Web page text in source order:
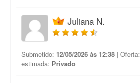
Juliana N.
Submetido: 12/05/2026 às 12:38 | Oferta:
estimada: Privado